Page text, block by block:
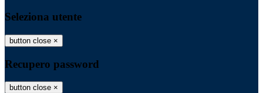
Seleziona utente
button close ×
Recupero password
button close ×